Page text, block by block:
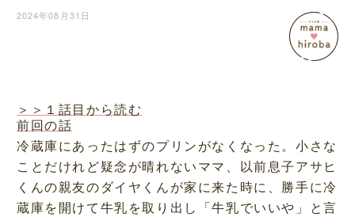
2024年08月31日
＞＞１話目から読む
前回の話
冷蔵庫にあったはずのプリンがなくなった。小さな
ことだけれど疑念が晴れないママ、以前息子アサヒ
くんの親友のダイヤくんが家に来た時に、勝手に冷
蔵庫を開けて牛乳を取り出し「牛乳でいいや」と言